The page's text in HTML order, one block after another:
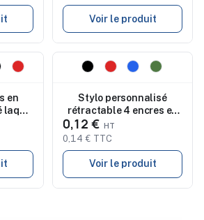
Voir le produit
en
laqué
Nouveau
Stylo personnalisé
rétractable 4 encres en
ABS KUNOY
0,12 €
0,14 € TTC
Voir le produit